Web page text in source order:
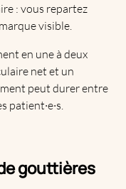
: vous repartez
visible.
en une à deux
net et un
peut durer entre
patient·e·s.
gouttières